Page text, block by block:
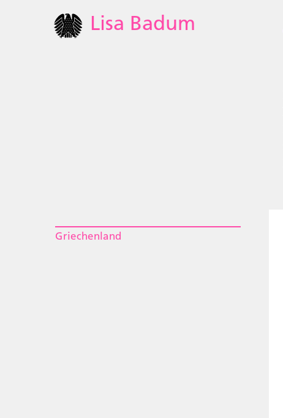
Lisa Badum
Griechenland